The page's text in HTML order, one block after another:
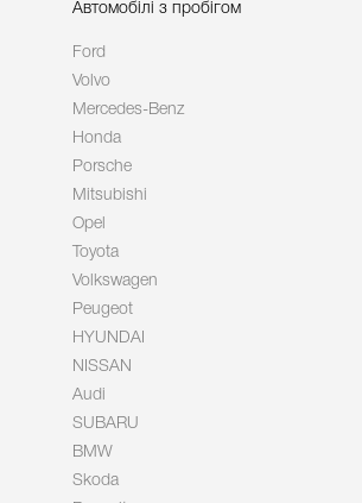
Автомобілі з пробігом
Ford
Volvo
Mercedes-Benz
Honda
Porsche
Mitsubishi
Opel
Toyota
Volkswagen
Peugeot
HYUNDAI
NISSAN
Audi
SUBARU
BMW
Skoda